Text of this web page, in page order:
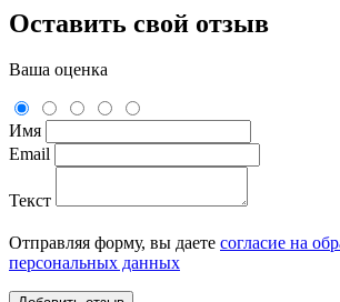
Оставить свой отзыв
Ваша оценка
Имя
Email
Текст
Отправляя форму, вы даете согласие на
персональных данных